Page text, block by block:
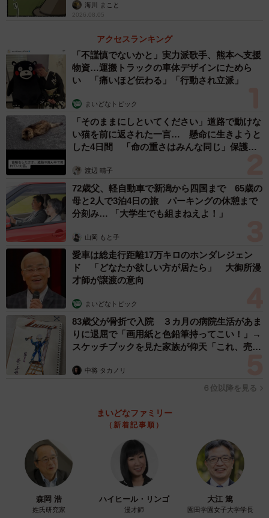
海川 まこと
2026.08.05
アクセスランキング
「不謹慎でないかと」実力派歌手、熊本へ支援
物資…運搬トラックの車体デザインにためら
い 「痛いほど伝わる」「行動され立派」
まいどなトピック
「そのままにしといてください」道路で動けな
い猫を前に返された一言… 懸命に生きようと
した4日間 「命の重さはみんな同じ」保護団
渡辺 晴子
72歳父、軽自動車で新潟から四国まで 65歳の
母と2人で3泊4日の旅 パーキングの休憩まで
分刻み… 「大学生でも組まねえよ！」
山岡 もと子
愛車は総走行距離17万キロのホンダレジェン
ド 「どなたか欲しい方が居たら」 大御所漫
才師が譲渡の意向
まいどなトピック
83歳父が骨折で入院 ３カ月の病院生活があま
りに退屈で「画用紙と色鉛筆持ってこい！」→
スケッチブックを見た家族が仰天「これ、売れ
中将 タカノリ
６位以降を見る
まいどなファミリー
（新着記事順）
森岡 浩
姓氏研究家
ハイヒール・リンゴ
漫才師
大江 篤
園田学園女子大学学長